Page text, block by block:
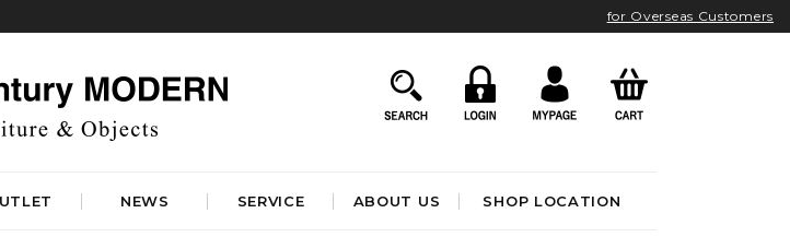
for Overseas Customers
NEWS SERVICE ABOUT US SHOP LOCATION